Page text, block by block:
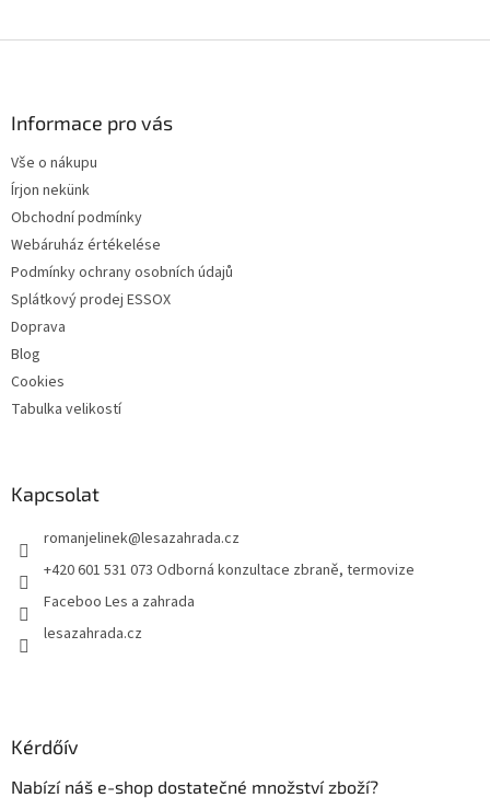
Informace pro vás
Vše o nákupu
Írjon nekünk
Obchodní podmínky
Webáruház értékelése
Podmínky ochrany osobních údajů
Splátkový prodej ESSOX
Doprava
Blog
Cookies
Tabulka velikostí
Kapcsolat
romanjelinek@lesazahrada.cz
+420 601 531 073 Odborná konzultace zbraně, termovize
Faceboo Les a zahrada
lesazahrada.cz
Kérdőív
Nabízí náš e-shop dostatečné množství zboží?